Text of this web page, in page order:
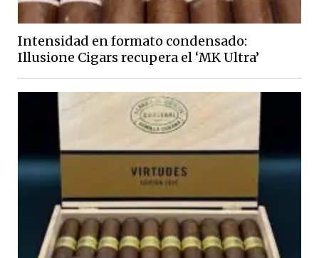
Intensidad en formato condensado:
Illusione Cigars recupera el ‘MK Ultra’